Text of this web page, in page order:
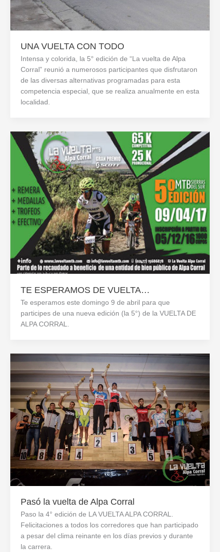
UNA VUELTA CON TODO
Intensa y colorida, la 5° edición de “La vuelta de Alpa
Corral” reunió a numerosos participantes que disfrutaron
de las diversas alternativas programadas para esta
competencia especial, que se realiza anualmente en esta
localidad.
TE ESPERAMOS DE VUELTA…
Te esperamos este domingo 9 de abril para que
participes de una nueva edición (la 5°) de la VUELTA DE
ALPA CORRAL.
Pasó la vuelta de Alpa Corral
Paso la 4° edición de LA VUELTA ALPA CORRAL.
Felicitaciones a todos los corredores que han participado
a pesar del clima reinante en los días previos y durante
la carrera.